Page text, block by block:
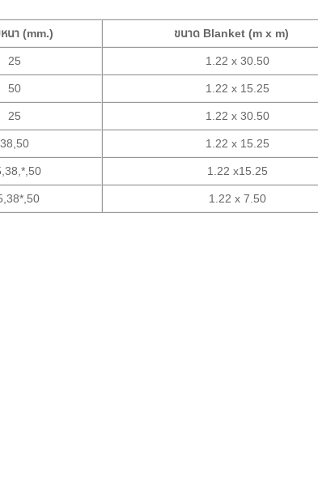
นา (mm.) ขนาด Blanket (m x m)
25 1.22 x 30.50
50 1.22 x 15.25
25 1.22 x 30.50
38,50 1.22 x 15.25
1.22 x15.25
1.22 x 7.50